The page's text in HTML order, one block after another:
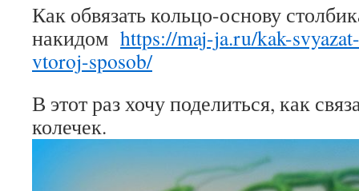
Как обвязать кольцо-основу
накидом https://maj-ja.ru/kak-
vtoroj-sposob/
В этот раз хочу поделиться, как
колечек.